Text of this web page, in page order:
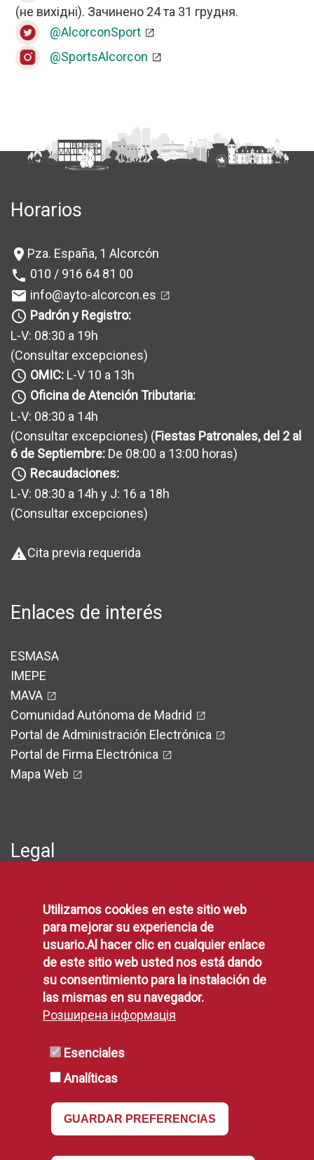
(не вихідні). Зачинено 24 та 31 грудня.
@AlcorconSport
@SportsAlcorcon
Horarios
location_on Pza. España, 1 Alcorcón
phone 010 / 916 64 81 00
mail info@ayto-alcorcon.es
query_builder Padrón y Registro:
L-V: 08:30 a 19h
(Consultar excepciones)
query_builder OMIC: L-V 10 a 13h
query_builder Oficina de Atención Tributaria:
L-V: 08:30 a 14h
(Consultar excepciones) (Fiestas Patronales, del 2 al
6 de Septiembre: De 08:00 a 13:00 horas)
query_builder Recaudaciones:
L-V: 08:30 a 14h y J: 16 a 18h
(Consultar excepciones)
warningCita previa requerida
Enlaces de interés
ESMASA
IMEPE
MAVA
Comunidad Autónoma de Madrid
Portal de Administración Electrónica
Portal de Firma Electrónica
Mapa Web
Legal
Política de Privacidad
Aviso Legal
Disponibilidad
Declaración de Accesibilidad
Política de Cookies
Utilizamos cookies en este sitio web
para mejorar su experiencia de
usuario.Al hacer clic en cualquier enlace
de este sitio web usted nos está dando
su consentimiento para la instalación de
las mismas en su navegador.
Розширена інформація
Esenciales
Analíticas
GUARDAR PREFERENCIAS